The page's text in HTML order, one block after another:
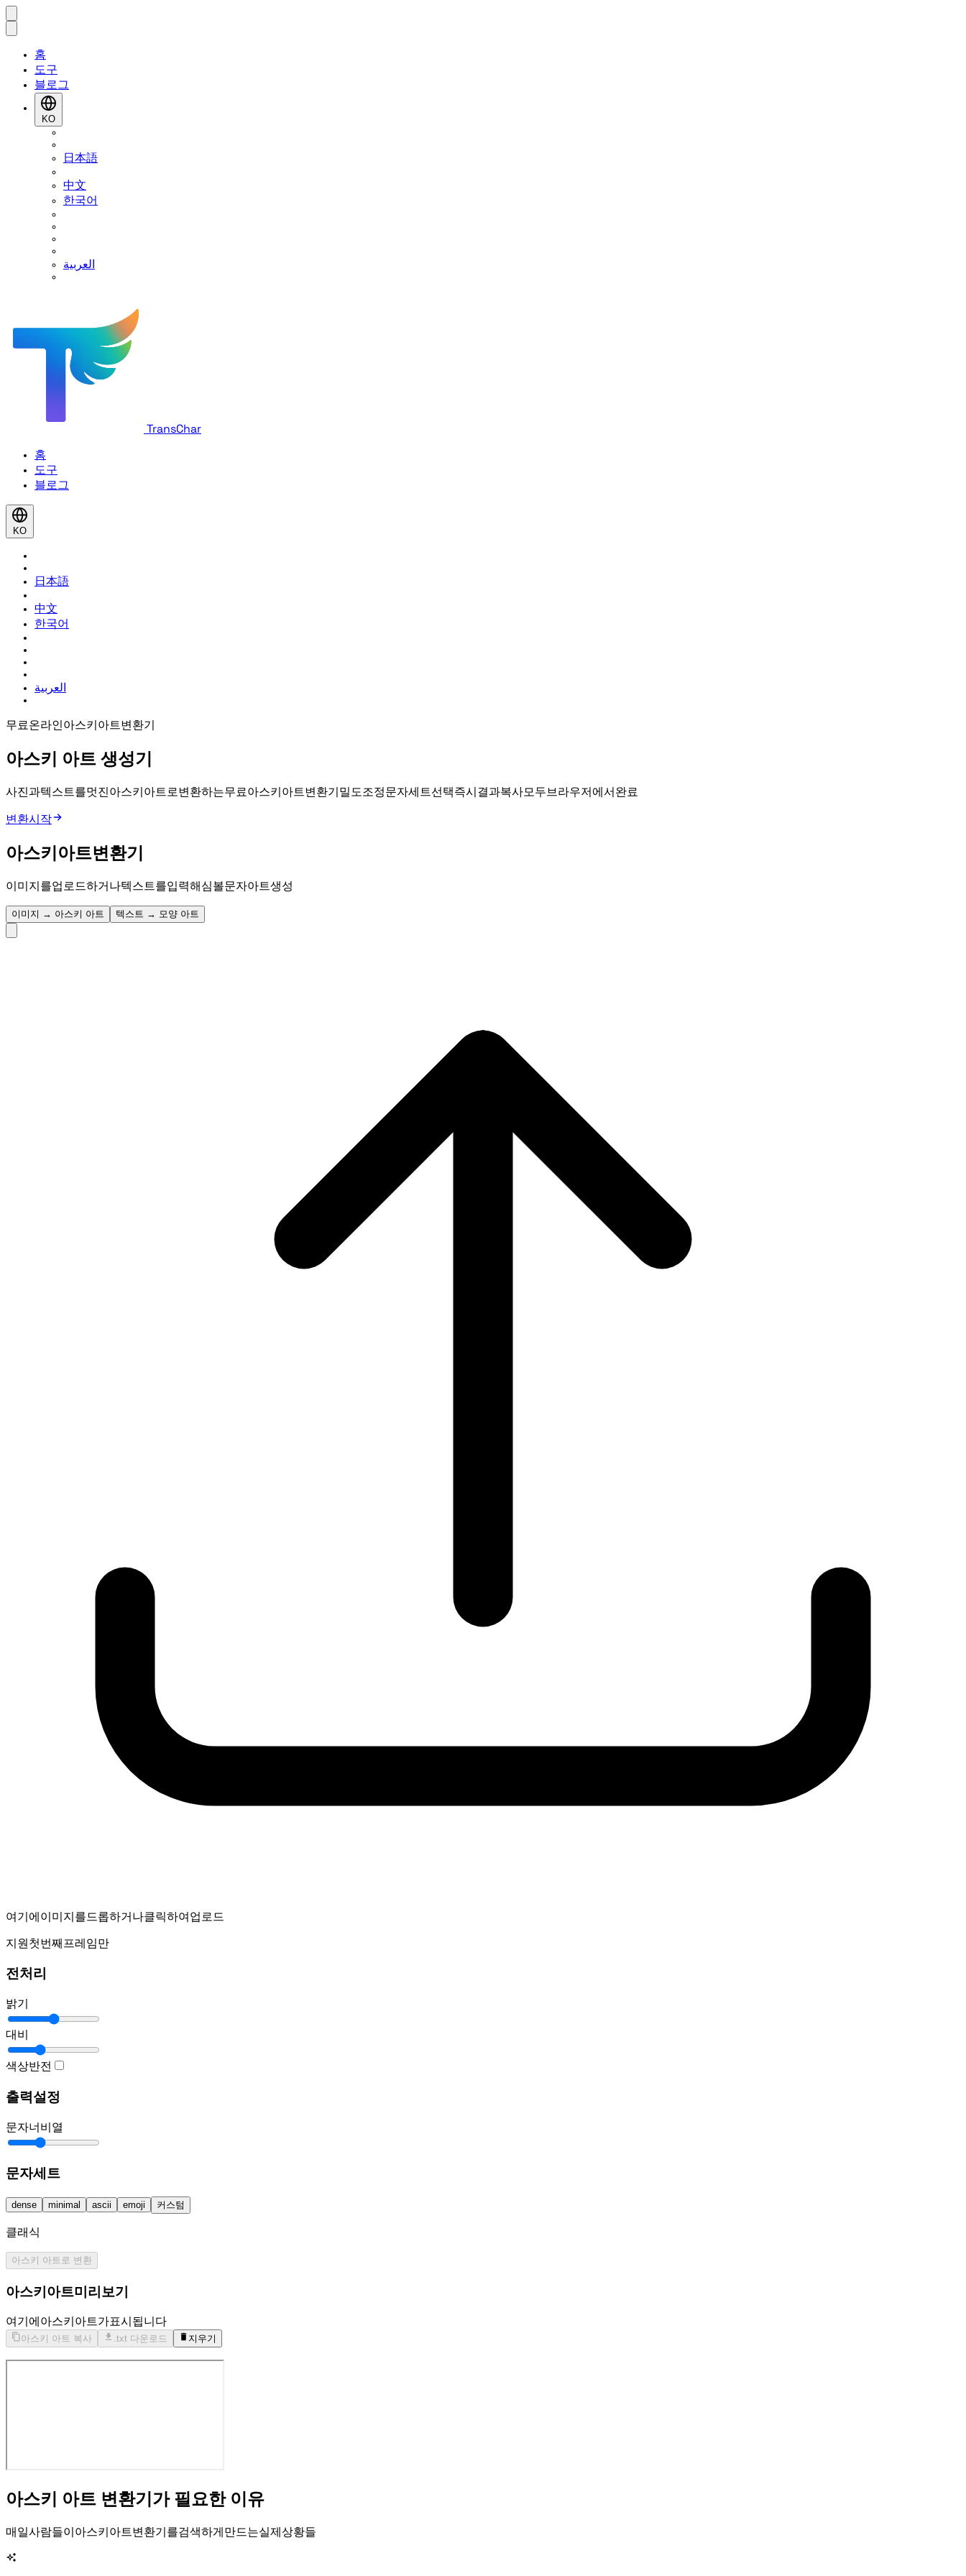
홈
도구
블로그
KO
日本語
中文
한국어
العربية
TransChar
홈
도구
블로그
KO
日本語
中文
한국어
العربية
무료 온라인 아스키 아트 변환기
아스키 아트생성기
사진과 텍스트를 멋진 아스키 아트로 변환하는 무료 아스키 아트 변환기. 밀도 조정, 문자 세트 선택, 즉시 결과 복사 — 모두 브라우저에서 완료.
변환 시작
아스키 아트 변환기
이미지를 업로드하거나 텍스트를 입력해 심볼 문자 아트 생성
이미지 → 아스키 아트 텍스트 → 모양 아트
여기에 이미지를 드롭하거나 클릭하여 업로드
PNG, JPG, WebP, GIF 지원 (첫 번째 프레임만)
전처리
밝기
대비
색상 반전
출력 설정
문자 너비: 80 열
문자 세트
dense minimal ascii emoji 커스텀
클래식 ASCII @#S%?*+;:,.
아스키 아트로 변환
아스키 아트 미리보기
여기에 아스키 아트가 표시됩니다
아스키 아트 복사 .txt 다운로드 지우기
아스키 아트 변환기가 필요한 이유
매일 사람들이 아스키 아트 변환기를 검색하게 만드는 실제 상황들.